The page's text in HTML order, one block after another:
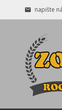
napište